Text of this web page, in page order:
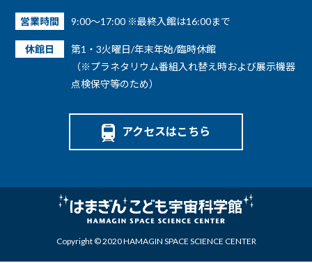
営業時間 9:00～17:00 ※最終入館は16:00まで
休館日
第1・3火曜日/年末年始/臨時休館
（※プラネタリウム番組入れ替え時および展示機器
点検保守等のため）
アクセスはこちら
Copyright © 2020 HAMAGIN SPACE SCIENCE CENTER